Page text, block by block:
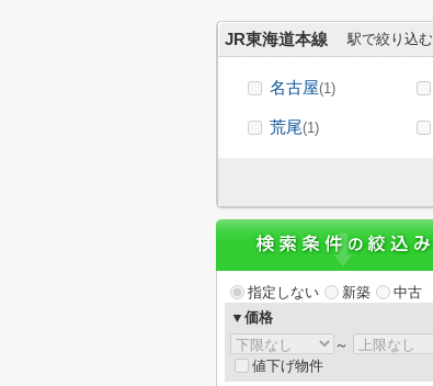
JR東海道本線 駅で絞り込む
名古屋(1)
荒尾(1)
指定しない 新築
中古
▼価格
～
値下げ物件